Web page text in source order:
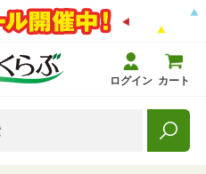
ログイン カート